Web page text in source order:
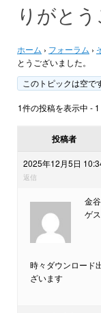
りがとう
ホーム › フォーラム ›
とうございました。
このトピックは空で
1件の投稿を表示中 -
投稿者
2025年12月5日
返信
金
ゲ
時々ダウンロード
ざいます